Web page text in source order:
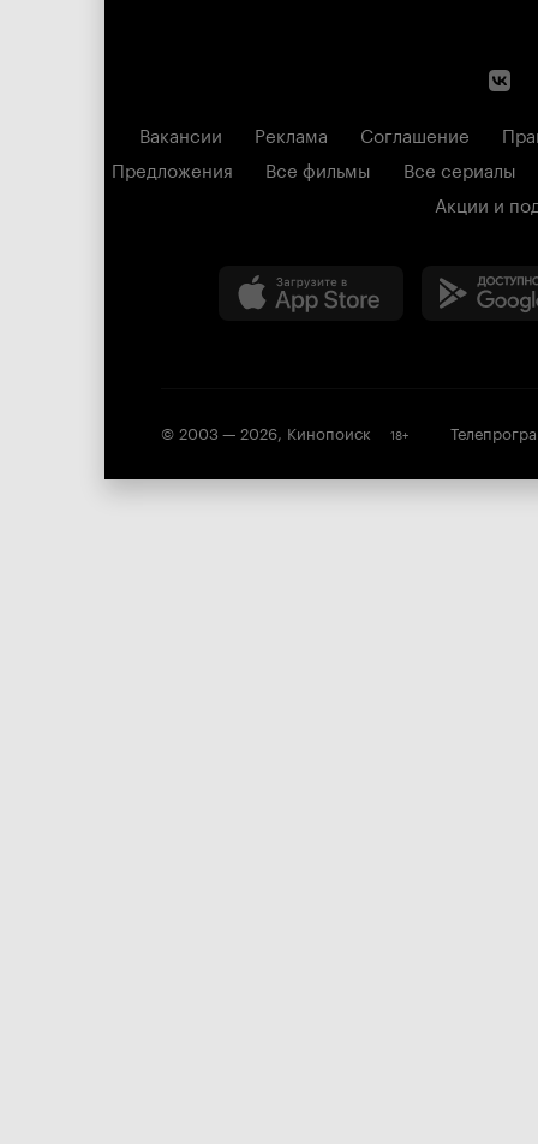
Вакансии Реклама Соглашение
Предложения
Все фильмы
Все сериалы
Акции и
© 2003 — 2026, Кинопоиск 18+